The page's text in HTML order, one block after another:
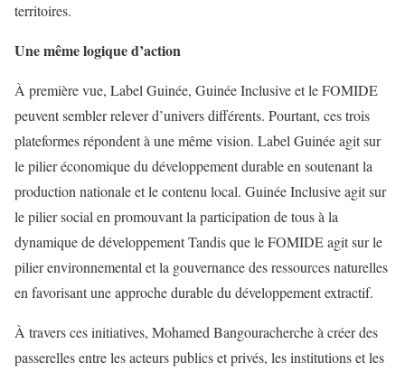
territoires.
Une même logique d’action
À première vue, Label Guinée, Guinée Inclusive et le FOMIDE
peuvent sembler relever d’univers différents. Pourtant, ces trois
plateformes répondent à une même vision. Label Guinéeagit sur
le pilier économique du développement durable en soutenant la
production nationale et le contenu local. Guinée Inclusiveagit sur
le pilier social en promouvant la participation de tous à la
dynamique de développementTandis que leFOMIDEagit sur le
pilier environnemental et la gouvernance des ressources naturelles
en favorisant une approche durable du développement extractif.
À travers ces initiatives, Mohamed Bangouracherche à créer des
passerelles entre les acteurs publics et privés, les institutions et les